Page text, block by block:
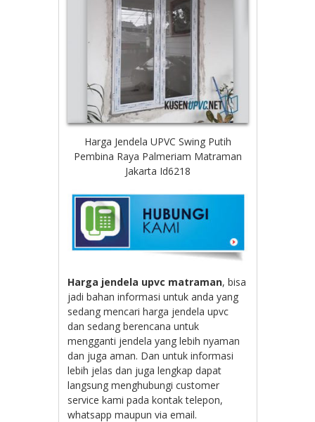
Harga Jendela UPVC Swing Putih
Pembina Raya Palmeriam Matraman
Jakarta Id6218
Harga jendela upvc matraman, bisa
jadi bahan informasi untuk anda yang
sedang mencari harga jendela upvc
dan sedang berencana untuk
mengganti jendela yang lebih nyaman
dan juga aman. Dan untuk informasi
lebih jelas dan juga lengkap dapat
langsung menghubungi customer
service kami pada kontak telepon,
whatsapp maupun via email.